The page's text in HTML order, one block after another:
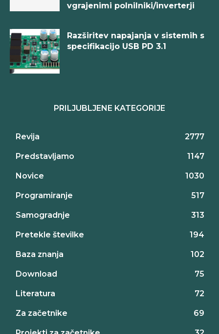
vgrajenimi polnilniki/inverterji
Razširitev napajanja v sistemih s
specifikacijo USB PD 3.1
PRILJUBLJENE KATEGORIJE
Revija 2777
Predstavljamo 1147
Novice 1030
Programiranje 517
Samogradnje 313
Pretekle številke 194
Baza znanja 102
Download 75
Literatura 72
Za začetnike 69